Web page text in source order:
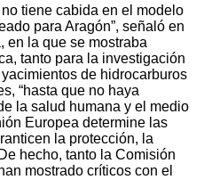
tiene cabida en el modelo
para Aragón”, señaló en
en la que se mostraba
tanto para la investigación
de hidrocarburos
“hasta que no haya
la salud humana y el medio
Europea determine las
la protección, la
hecho, tanto la Comisión
mostrado críticos con el